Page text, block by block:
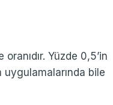
Yüzde 0,5’in
uygulamalarında bile